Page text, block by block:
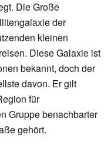
Die Große
der
kleinen
Diese Galaxie ist
bekannt, doch der
davon. Er gilt
für
Gruppe benachbarter
gehört.